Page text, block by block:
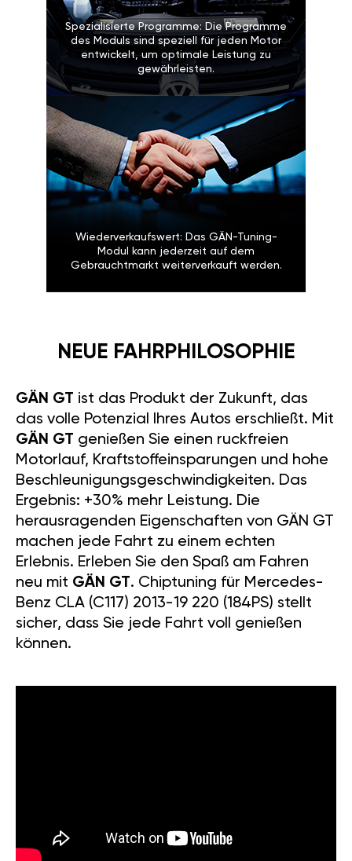
Spezialisierte Programme: Die Programme
des Moduls sind speziell für jeden Motor
entwickelt, um optimale Leistung zu
gewährleisten.
Wiederverkaufswert: Das GÄN-Tuning-
Modul kann jederzeit auf dem
Gebrauchtmarkt weiterverkauft werden.
NEUE FAHRPHILOSOPHIE
GÄN GT ist das Produkt der Zukunft, das
das volle Potenzial Ihres Autos erschließt. Mit
GÄN GT genießen Sie einen ruckfreien
Motorlauf, Kraftstoffeinsparungen und hohe
Beschleunigungsgeschwindigkeiten. Das
Ergebnis: +30% mehr Leistung. Die
herausragenden Eigenschaften von GÄN GT
machen jede Fahrt zu einem echten
Erlebnis. Erleben Sie den Spaß am Fahren
neu mit GÄN GT. Chiptuning für Mercedes-
Benz CLA (C117) 2013-19 220 (184PS) stellt
sicher, dass Sie jede Fahrt voll genießen
können.